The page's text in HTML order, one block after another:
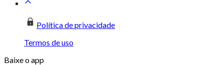
Política de privacidade
Termos de uso
Baixe o app